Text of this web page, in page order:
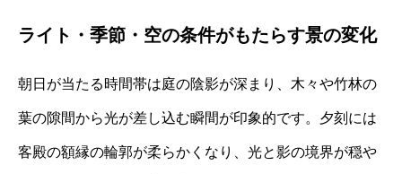
ライト・季節・空の条件がもたらす景の変化
朝日が当たる時間帯は庭の陰影が深まり、木々や竹林の
葉の隙間から光が差し込む瞬間が印象的です。夕刻には
客殿の額縁の輪郭が柔らかくなり、光と影の境界が穏や